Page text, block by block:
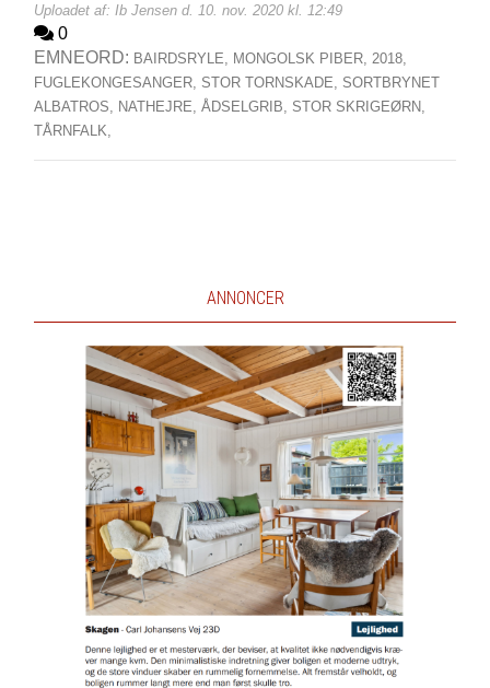
Uploadet af: Ib Jensen d. 10. nov. 2020 kl. 12:49
0
EMNEORD: BAIRDSRYLE, MONGOLSK PIBER, 2018,
FUGLEKONGESANGER, STOR TORNSKADE, SORTBRYNET
ALBATROS,
NATHEJRE, ÅDSELGRIB, STOR SKRIGEØRN,
TÅRNFALK,
ANNONCER